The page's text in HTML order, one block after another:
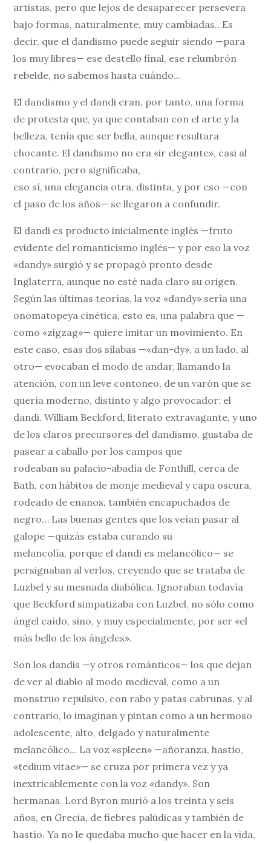
artistas, pero que lejos de desaparecer persevera
bajo formas, naturalmente, muy cambiadas…Es
decir, que el dandismo puede seguir siendo —para
los muy libres— ese destello final, ese relumbrón
rebelde, no sabemos hasta cuándo…
El dandismo y el dandi eran, por tanto, una forma
de protesta que, ya que contaban con el arte y la
belleza, tenía que ser bella, aunque resultara
chocante. El dandismo no era «ir elegante», casi al
contrario, pero significaba,
eso sí, una elegancia otra, distinta, y por eso —con
el paso de los años— se llegaron a confundir.
El dandi es producto inicialmente inglés —fruto
evidente del romanticismo inglés— y por eso la voz
«dandy» surgió y se propagó pronto desde
Inglaterra, aunque no esté nada claro su origen.
Según las últimas teorías, la voz «dandy» sería una
onomatopeya cinética, esto es, una palabra que —
como «zigzag»— quiere imitar un movimiento. En
este caso, esas dos sílabas —«dan-dy», a un lado, al
otro— evocaban el modo de andar, llamando la
atención, con un leve contoneo, de un varón que se
quería moderno, distinto y algo provocador: el
dandi. William Beckford, literato extravagante, y uno
de los claros precursores del dandismo, gustaba de
pasear a caballo por los campos que
rodeaban su palacio-abadía de Fonthill, cerca de
Bath, con hábitos de monje medieval y capa oscura,
rodeado de enanos, también encapuchados de
negro… Las buenas gentes que los veían pasar al
galope —quizás estaba curando su
melancolía, porque el dandi es melancólico— se
persignaban al verlos, creyendo que se trataba de
Luzbel y su mesnada diabólica. Ignoraban todavía
que Beckford simpatizaba con Luzbel, no sólo como
ángel caído, sino, y muy especialmente, por ser «el
más bello de los ángeles».
Son los dandis —y otros románticos— los que dejan
de ver al diablo al modo medieval, como a un
monstruo repulsivo, con rabo y patas cabrunas, y al
contrario, lo imaginan y pintan como a un hermoso
adolescente, alto, delgado y naturalmente
melancólico… La voz «spleen» —añoranza, hastío,
«tedium vitae»— se cruza por primera vez y ya
inextricablemente con la voz «dandy». Son
hermanas. Lord Byron murió a los treinta y seis
años, en Grecia, de fiebres palúdicas y también de
hastío. Ya no le quedaba mucho que hacer en la vida,